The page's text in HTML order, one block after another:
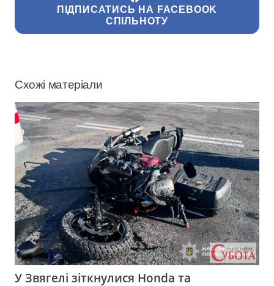
ПІДПИСАТИСЬ НА FACEBOOK
СПІЛЬНОТУ
Схожі матеріали
У Звягелі зіткнулися Honda та